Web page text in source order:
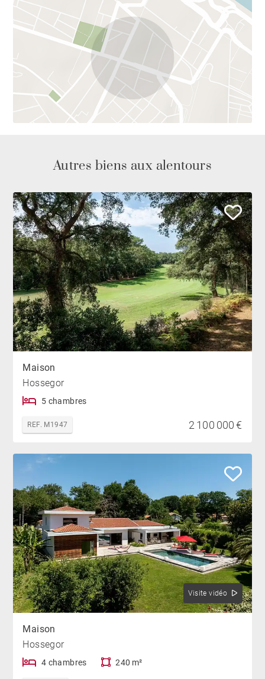
Autres biens aux alentours
Maison
Hossegor
5 chambres
REF. M1947 2 100 000 €
Visite vidéo
Maison
Hossegor
4 chambres 240 m²